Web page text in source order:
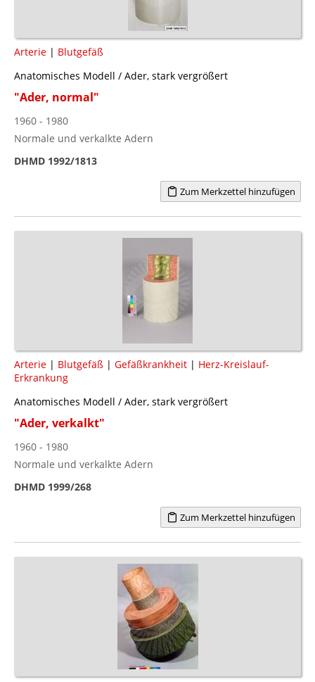
Arterie | Blutgefäß
Anatomisches Modell / Ader, stark vergrößert
"Ader, normal"
1960 - 1980
Normale und verkalkte Adern
DHMD 1992/1813
Zum Merkzettel hinzufügen
Arterie | Blutgefäß | Gefäßkrankheit | Herz-Kreislauf-
Erkrankung
Anatomisches Modell / Ader, stark vergrößert
"Ader, verkalkt"
1960 - 1980
Normale und verkalkte Adern
DHMD 1999/268
Zum Merkzettel hinzufügen